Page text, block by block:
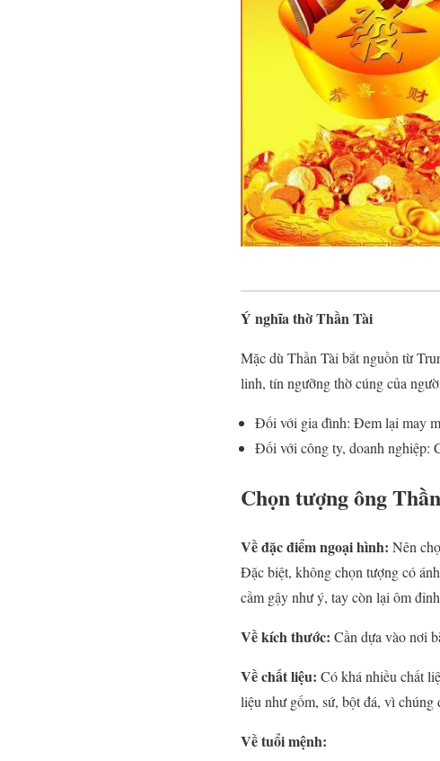
Ý nghĩa thờ Thần Tài
Mặc dù Thần Tài bắt nguồn từ
linh, tín ngưỡng thờ cúng của
Đối với gia đình: Đem lại may
Đối với công ty, doanh nghiệp:
Chọn tượng ông
Về đặc điểm ngoại hình: Nên
Đặc biệt, không chọn tượng có
cầm gậy như ý, tay còn lại ôm
Về kích thước: Cần dựa vào nơi
Về chất liệu: Có khá nhiều chất
liệu như gốm, sứ, bột đá, vì chúng
Về tuổi mệnh: